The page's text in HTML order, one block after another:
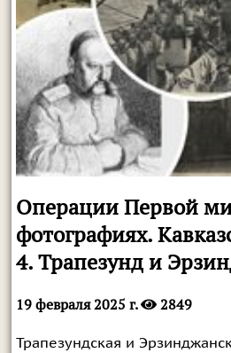
Операции Первой
фотографиях.
4. Трапезунд и
19 февраля 2025 г. 2849
Трапезундская и